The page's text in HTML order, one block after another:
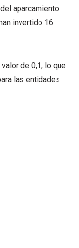
aparcamiento
invertido 16
de 0,1, lo que
las entidades